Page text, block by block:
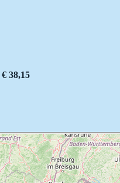
€ 38,15